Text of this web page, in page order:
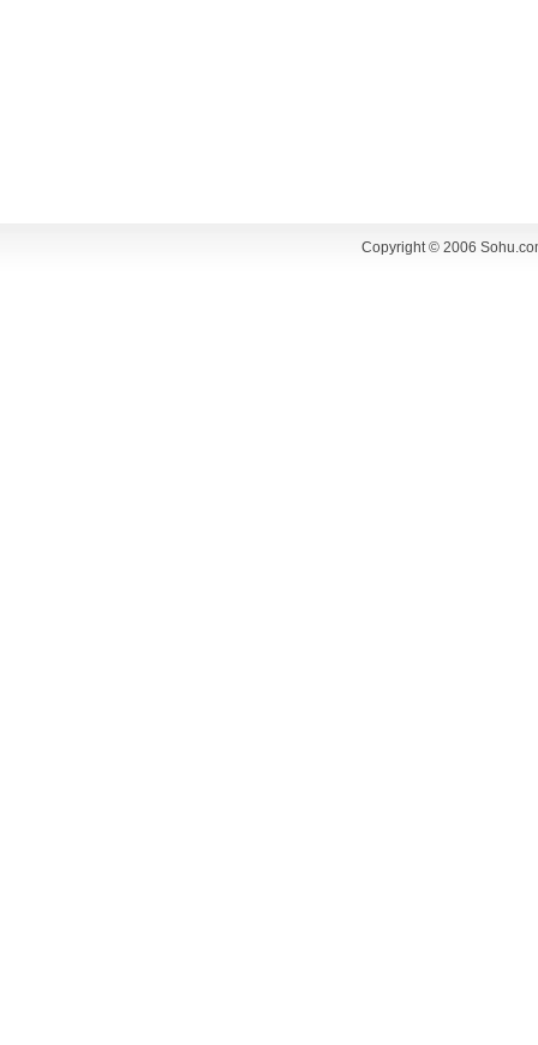
Copyright © 2006